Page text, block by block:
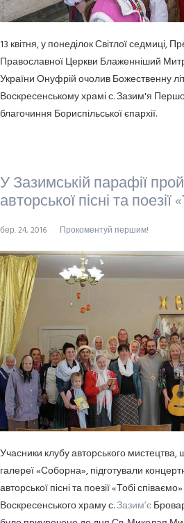
13 квітня, у понеділок Світлої седмиці,
Православної Церкви Блаженніший
України Онуфрій очолив Божественну
Воскресенському храмі с. Зазим'я
благочиння Бориспільської єпархії.
У Зазимській парафії
авторської пісні та поезії
бер. 24, 2016 Прокоментуй першим!
Учасники клубу авторського
галереї «Соборна», підготували
авторської пісні та поезії «Тобі
Воскресенського храму с.Зазим’є